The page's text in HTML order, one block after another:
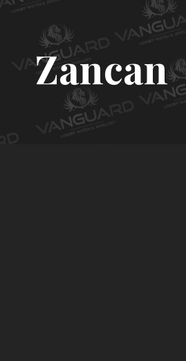
Zancan